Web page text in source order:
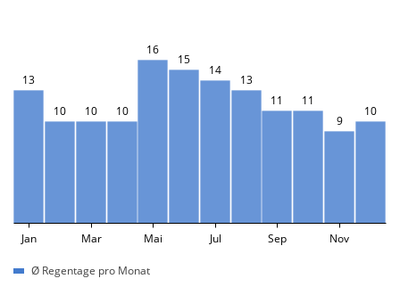
13
10 10 10
16
15
14
13
11
11
9
10
Jan Mar Mai Jul Sep Nov
Ø Regentage pro Monat